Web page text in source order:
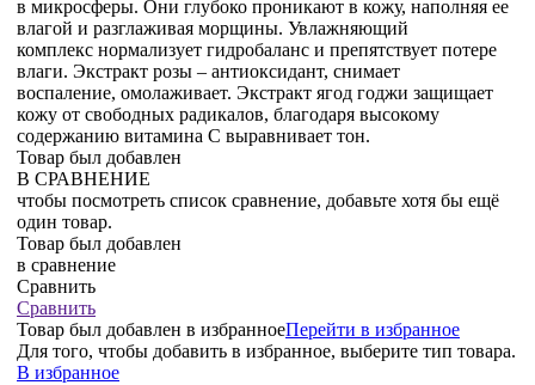
в микросферы. Они глубоко проникают в кожу, наполняя ее
влагой и разглаживая морщины. Увлажняющий
комплекс нормализует гидробаланс и препятствует потере
влаги. Экстракт розы – антиоксидант, снимает
воспаление, омолаживает. Экстракт ягод годжи защищает
кожу от свободных радикалов, благодаря высокому
содержанию витамина С выравнивает тон.
Товар был добавлен
В СРАВНЕНИЕ
чтобы посмотреть список сравнение, добавьте хотя бы ещё
один товар.
Товар был добавлен
в сравнение
Сравнить
Сравнить
Товар был добавлен в избранноеПерейти в избранное
Для того, чтобы добавить в избранное, выберите тип товара.
В избранное